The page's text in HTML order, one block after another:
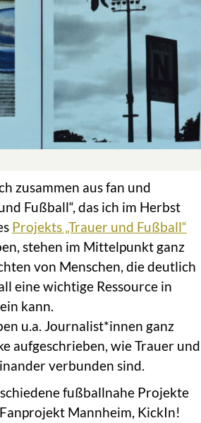
zusammen aus fan und
Fußball“, das ich im Herbst
Projekts „Trauer und Fußball“
stehen im Mittelpunkt ganz
von Menschen, die deutlich
eine wichtige Ressource in
kann.
u.a. Journalist*innen ganz
aufgeschrieben, wie Trauer und
verbunden sind.
fußballnahe Projekte
Mannheim, KickIn!